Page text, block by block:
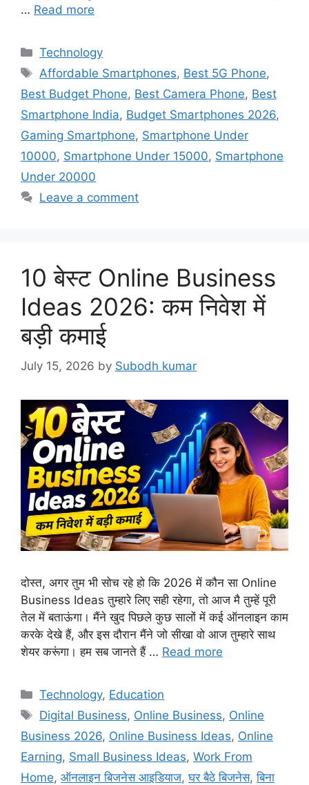
… Read more
Technology
Affordable Smartphones, Best 5G Phone,
Best Budget Phone, Best Camera Phone, Best
Smartphone India, Budget Smartphones 2026,
Gaming Smartphone, Smartphone Under
10000, Smartphone Under 15000, Smartphone
Under 20000
Leave a comment
10 बेस्ट Online Business
Ideas 2026: कम निवेश में
बड़ी कमाई
July 15, 2026 by Subodh kumar
दोस्त, अगर तुम भी सोच रहे हो कि 2026 में कौन सा Online
Business Ideas तुम्हारे लिए सही रहेगा, तो आज मै तुम्हें पूरी
तेल में बताऊंगा। मैंने खुद पिछले कुछ सालों में कई ऑनलाइन काम
करके देखे हैं, और इस दौरान मैंने जो सीखा वो आज तुम्हारे साथ
शेयर करूंगा। हम सब जानते हैं … Read more
Technology, Education
Digital Business, Online Business, Online
Business 2026, Online Business Ideas, Online
Earning, Small Business Ideas, Work From
Home, ऑनलाइन बिजनेस आइडियाज,घर बैठे बिजनेस,बिना